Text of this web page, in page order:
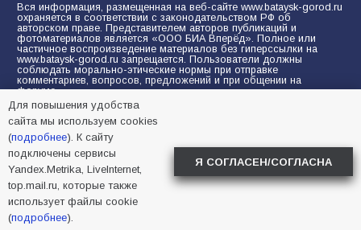
Вся информация, размещенная на веб-сайте www.bataysk-gorod.ru
охраняется в соответствии с законодательством РФ об
авторском праве. Представителем авторов публикаций и
фотоматериалов является «ООО БИА Вперёд». Полное или
частичное воспроизведение материалов без гиперссылки на
www.bataysk-gorod.ru запрещается. Пользователи должны
соблюдать морально-этические нормы при отправке
комментариев, вопросов, предложений и при общении на
форуме.
Политика конфиденциальности и защиты информации
Согласие на обработку персональных данных с помощью
сервисов Yandex.Metrika, LiveInternet, top.mail.ru
© 2005-2026 БИА «ВПЕРЕД»
Для повышения удобства
сайта мы используем cookies
(подробнее). К сайту
подключены сервисы
Yandex.Metrika, LiveInternet,
top.mail.ru, которые также
использует файлы cookie
(подробнее).
Я СОГЛАСЕН/СОГЛАСНА